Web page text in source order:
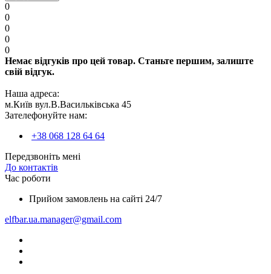
0
0
0
0
0
Немає відгуків про цей товар. Станьте першим, залиште
свій відгук.
Наша адреса:
м.Київ вул.В.Васильківська 45
Зателефонуйте нам:
+38 068 128 64 64
Передзвоніть мені
До контактів
Час роботи
Прийом замовлень на сайті 24/7
elfbar.ua.manager@gmail.com